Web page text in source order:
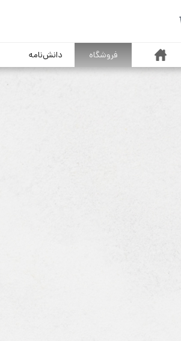
خانه فروشگاه دانش‌نامه